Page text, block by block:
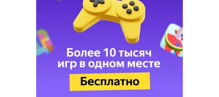
кабачок;
петрушка;
чеснок;
оливковое масло;